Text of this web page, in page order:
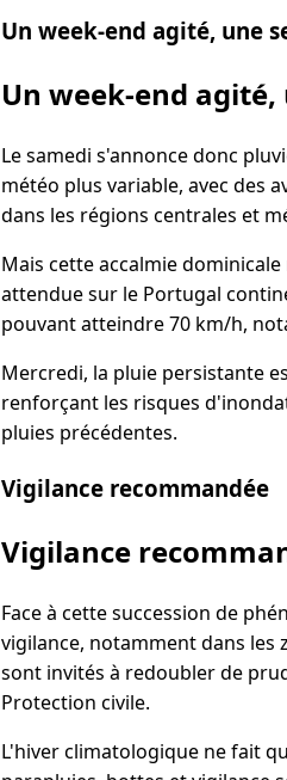
Un week-end agité, une
Un week-end
Le samedi s'annonce donc
météo plus variable, avec des
dans les régions centrales et
Mais cette accalmie
attendue sur le Portugal
pouvant atteindre 70 km/h,
Mercredi, la pluie persistante
renforçant les risques
pluies précédentes.
Vigilance recommandée
Vigilance
Face à cette succession de
vigilance, notamment dans les
sont invités à redoubler de
Protection civile.
L'hiver climatologique ne fait